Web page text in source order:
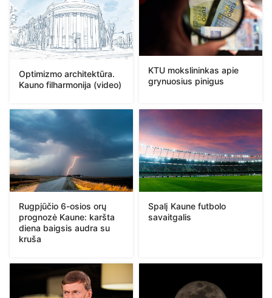
Optimizmo architektūra.
Kauno filharmonija (video)
KTU mokslininkas apie
grynuosius pinigus
Rugpjūčio 6-osios orų
prognozė Kaune: karšta
diena baigsis audra su
kruša
Spalį Kaune futbolo
savaitgalis